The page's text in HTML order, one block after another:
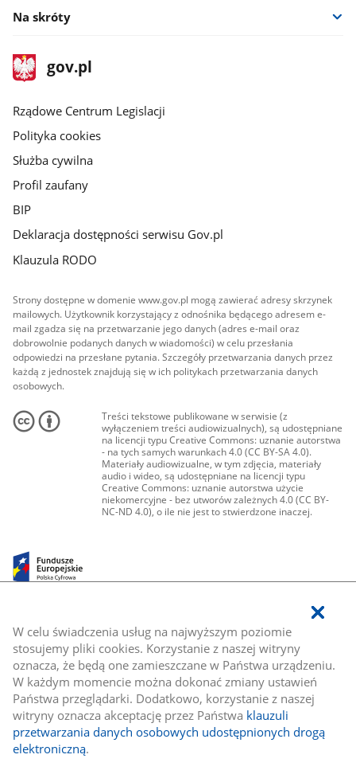
W celu świadczenia usług na najwyższym poziomie
stosujemy pliki cookies. Korzystanie z naszej witryny
oznacza, że będą one zamieszczane w Państwa urządzeniu.
W każdym momencie można dokonać zmiany ustawień
Państwa przeglądarki. Dodatkowo, korzystanie z naszej
witryny oznacza akceptację przez Państwa klauzuli
przetwarzania danych osobowych udostępnionych drogą
elektroniczną.
Na skróty
stopka
gov.plStrona
gov.pl
Rządowe Centrum Legislacji
Polityka cookies
Służba cywilna
Profil zaufany
BIP
Deklaracja dostępności serwisu Gov.pl
Klauzula RODO
Strony dostępne w domenie www.gov.pl mogą zawierać adresy skrzynek
mailowych. Użytkownik korzystający z odnośnika będącego adresem e-
mail zgadza się na przetwarzanie jego danych (adres e-mail oraz
dobrowolnie podanych danych w wiadomości) w celu przesłania
odpowiedzi na przesłane pytania. Szczegóły przetwarzania danych przez
każdą z jednostek znajdują się w ich politykach przetwarzania danych
osobowych.
Treści tekstowe publikowane w serwisie (z
wyłączeniem treści audiowizualnych), są udostępniane
na licencji typu Creative Commons: uznanie autorstwa
- na tych samych warunkach 4.0 (CC BY-SA 4.0).
Materiały audiowizualne, w tym zdjęcia, materiały
audio i wideo, są udostępniane na licencji typu
Creative Commons: uznanie autorstwa użycie
niekomercyjne - bez utworów zależnych 4.0 (CC BY-
NC-ND 4.0), o ile nie jest to stwierdzone inaczej.